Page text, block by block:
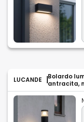
LUCANDE
Bolardo
antracita,